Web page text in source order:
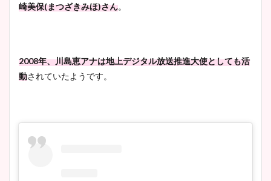
崎美保(まつざきみほ)さん。
2008年、川島恵アナは地上デジタル放送推進大使としても活
動されていたようです。